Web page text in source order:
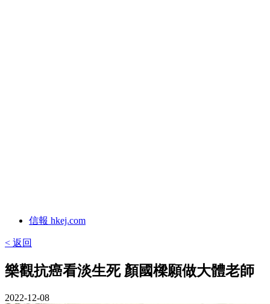
信報 hkej.com
< 返回
樂觀抗癌看淡生死 顏國樑願做大體老師
2022-12-08